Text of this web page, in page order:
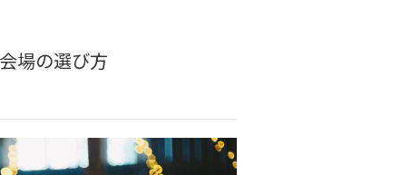
場の選び方